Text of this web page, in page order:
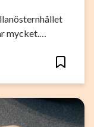
mycket.…